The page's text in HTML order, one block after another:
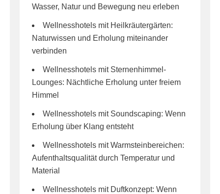
Wasser, Natur und Bewegung neu erleben
Wellnesshotels mit Heilkräutergärten:
Naturwissen und Erholung miteinander
verbinden
Wellnesshotels mit Sternenhimmel-
Lounges: Nächtliche Erholung unter freiem
Himmel
Wellnesshotels mit Soundscaping: Wenn
Erholung über Klang entsteht
Wellnesshotels mit Warmsteinbereichen:
Aufenthaltsqualität durch Temperatur und
Material
Wellnesshotels mit Duftkonzept: Wenn